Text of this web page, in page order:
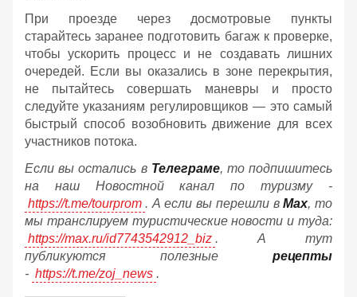
При проезде через досмотровые пункты
старайтесь заранее подготовить багаж к проверке,
чтобы ускорить процесс и не создавать лишних
очередей. Если вы оказались в зоне перекрытия,
не пытайтесь совершать маневры и просто
следуйте указаниям регулировщиков — это самый
быстрый способ возобновить движение для всех
участников потока.
Если вы остались в Телеграме, то подпишитесь
на наш Новостной канал по туризму -
https://t.me/tourprom . А если вы перешли вМах, то
мы транслируем туристические новости и туда:
https://max.ru/id7743542912_biz . А тут
публикуются полезные рецепты
- https://t.me/zoj_news .